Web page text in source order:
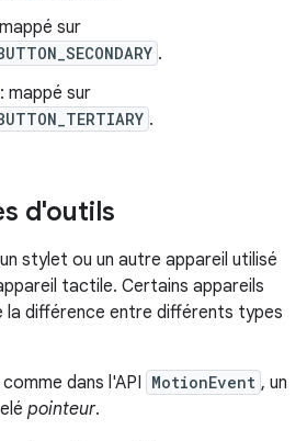
sur
.
: mappé sur
.
d'outils
stylet ou un autre appareil utilisé
tactile. Certains appareils
différence entre différents types
dans l'API MotionEvent , un
pointeur.